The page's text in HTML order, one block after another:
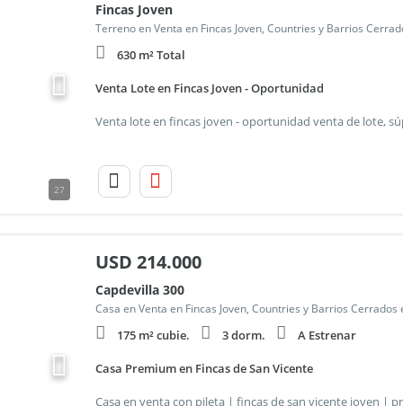
27
Fincas Joven
Terreno en Venta en Fincas Joven, Countries y Barrios
630 m² Total
Venta Lote en Fincas Joven - Oportunidad
USD 214.000
Capdevilla 300
Casa en Venta en Fincas Joven, Countries y Barrios Cerrados
175 m² cubie. 3 dorm. A Estrenar
Casa Premium en Fincas de San Vicente